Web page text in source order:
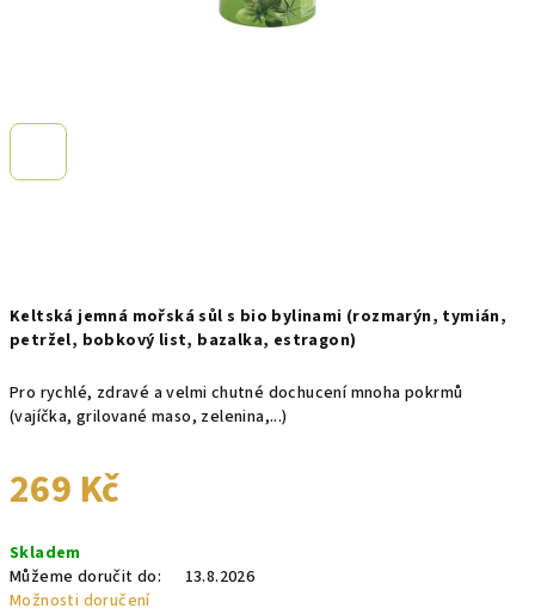
Keltská jemná mořská sůl s bio bylinami (rozmarýn, tymián,
petržel, bobkový list, bazalka, estragon)
Pro rychlé, zdravé a velmi chutné dochucení mnoha pokrmů
(vajíčka, grilované maso, zelenina,...)
269 Kč
cena:
Skladem
Můžeme doručit do:
13.8.2026
Možnosti doručení